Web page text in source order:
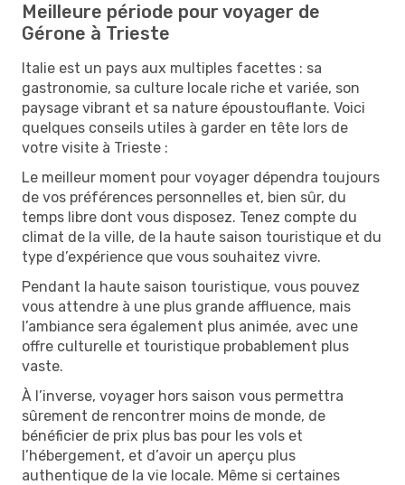
Meilleure période pour voyager de
Gérone à Trieste
Italie est un pays aux multiples facettes : sa
gastronomie, sa culture locale riche et variée, son
paysage vibrant et sa nature époustouflante. Voici
quelques conseils utiles à garder en tête lors de
votre visite à Trieste :
Le meilleur moment pour voyager dépendra toujours
de vos préférences personnelles et, bien sûr, du
temps libre dont vous disposez. Tenez compte du
climat de la ville, de la haute saison touristique et du
type d’expérience que vous souhaitez vivre.
Pendant la haute saison touristique, vous pouvez
vous attendre à une plus grande affluence, mais
l’ambiance sera également plus animée, avec une
offre culturelle et touristique probablement plus
vaste.
À l’inverse, voyager hors saison vous permettra
sûrement de rencontrer moins de monde, de
bénéficier de prix plus bas pour les vols et
l’hébergement, et d’avoir un aperçu plus
authentique de la vie locale. Même si certaines